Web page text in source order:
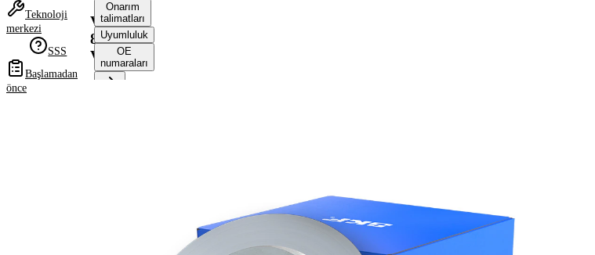
Teknoloji
merkezi
SSS
Başlamadan
önce
VKBD
80082
V1
Onarım
talimatları
Uyumluluk
OE
numaraları